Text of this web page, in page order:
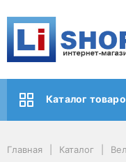
Каталог
Главная Каталог